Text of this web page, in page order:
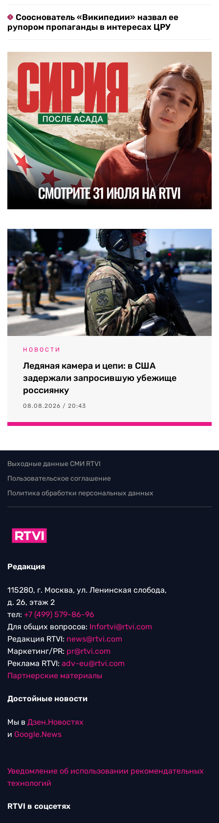
Сооснователь «Википедии» назвал ее
рупором пропаганды в интересах ЦРУ
НОВОСТИ
Ледяная камера и цепи: в США
задержали запросившую убежище
россиянку
08.08.2026 / 20:43
Выходные данные СМИ RTVI
Пользовательское соглашение
Политика обработки персональных данных
Редакция
115280, г. Москва, ул. Ленинская слобода,
д. 26, этаж 2
тел: +7 (499) 579-86-96
Для общих вопросов: Infortvi@rtvi.com
Редакция RTVI: news@rtvi.com
Маркетинг/PR: pr@rtvi.com
Реклама RTVI: adv-eu@rtvi.com
Партнерские материалы
Достойные новости
Мы в Дзен.Новостях
и Google.News
Уведомление об использовании рекомендательных
технологий
RTVI в соцсетях